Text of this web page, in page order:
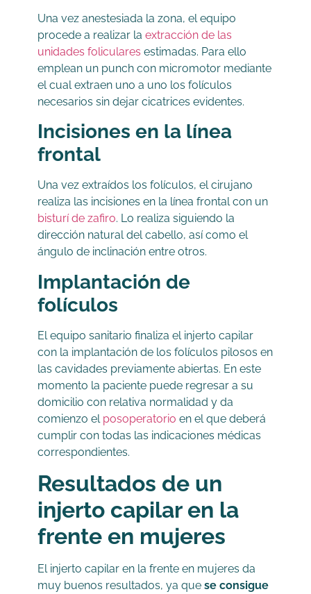
Una vez anestesiada la zona, el equipo
procede a realizar la extracción de las
unidades foliculares estimadas. Para ello
emplean un punch con micromotor mediante
el cual extraen uno a uno los folículos
necesarios sin dejar cicatrices evidentes.
Incisiones en la línea
frontal
Una vez extraídos los folículos, el cirujano
realiza las incisiones en la línea frontal con un
bisturí de zafiro. Lo realiza siguiendo la
dirección natural del cabello, así como el
ángulo de inclinación entre otros.
Implantación de
folículos
El equipo sanitario finaliza el injerto capilar
con la implantación de los folículos pilosos en
las cavidades previamente abiertas. En este
momento la paciente puede regresar a su
domicilio con relativa normalidad y da
comienzo el posoperatorio en el que deberá
cumplir con todas las indicaciones médicas
correspondientes.
Resultados de un
injerto capilar en la
frente en mujeres
El injerto capilar en la frente en mujeres da
muy buenos resultados, ya que se consigue